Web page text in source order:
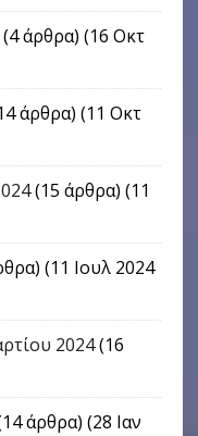
άρθρα) (16 Οκτ
άρθρα) (11 Οκτ
(15 άρθρα) (11
(11 Ιουλ 2024
2024(16
άρθρα) (28 Ιαν